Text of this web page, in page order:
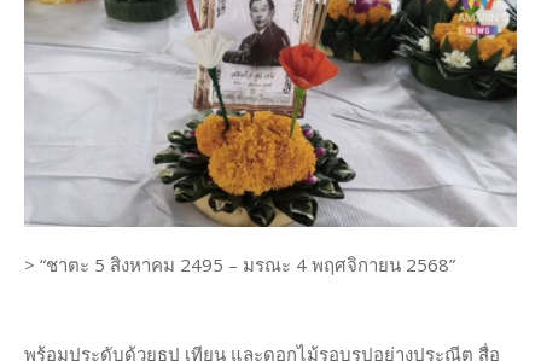
> “ชาตะ 5 สิงหาคม 2495 – มรณะ 4 พฤศจิกายน 2568”
พร้อมประดับด้วยธูป เทียน และดอกไม้รอบรูปอย่างประณีต สื่อ